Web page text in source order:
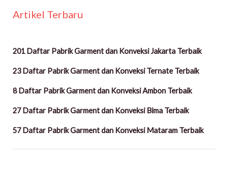
Artikel Terbaru
201 Daftar Pabrik Garment dan Konveksi Jakarta Terbaik
23 Daftar Pabrik Garment dan Konveksi Ternate Terbaik
8 Daftar Pabrik Garment dan Konveksi Ambon Terbaik
27 Daftar Pabrik Garment dan Konveksi Bima Terbaik
57 Daftar Pabrik Garment dan Konveksi Mataram Terbaik